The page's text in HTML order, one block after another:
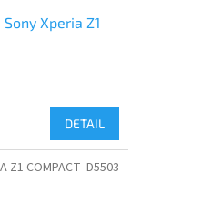
Xperia Z1
DETAIL
Z1 COMPACT- D5503